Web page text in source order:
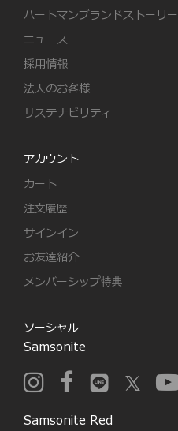
ハートマンブランドストーリー
ニュース
採用情報
法人のお客様
サステナビリティ
アカウント
カート
注文履歴
サインイン
お友達紹介
メンバーシップ特典
ソーシャル
Samsonite
Samsonite Red